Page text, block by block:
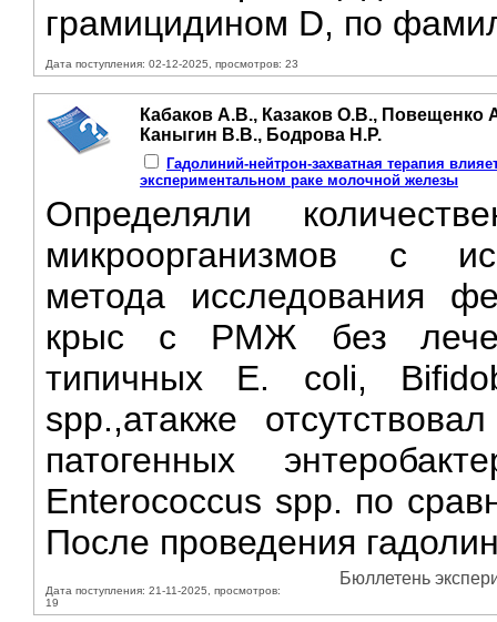
грамицидином D, по
Дата поступления: 02-12-2025, просмотров: 23
Кабаков А.В., Казаков О.В., Повещенко
Каныгин В.В., Бодрова Н.Р.
Гадолиний-нейтрон-захватная терапия
экспериментальном раке молочной железы
Определяли
микроорганизмов с
метода исследования
крыс с РМЖ без
типичных Е. coli,
sрр.,атакже
патогенных
Enterococcus spp. по
После проведения
Дата поступления: 21-11-2025, просмотров:
19
Бюллетень